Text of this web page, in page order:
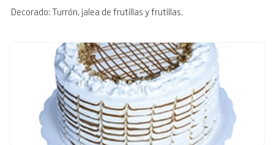
Decorado: Turrón, jalea de frutillas y frutillas.